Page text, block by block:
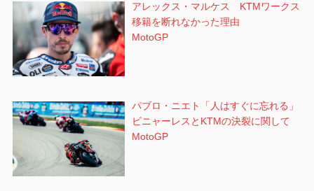
アレックス・マルケス KTMワークス
移籍を断れなかった理由
MotoGP
パブロ・ニエト「人はすぐに忘れる」
ビニャーレスとKTMの決裂に関して
MotoGP